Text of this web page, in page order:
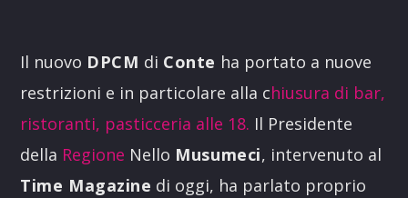
Il nuovo DPCM di Conte ha portato a nuove
restrizioni e in particolare alla chiusura di bar,
ristoranti, pasticceria alle 18. Il Presidente
della Regione Nello Musumeci, intervenuto al
Time Magazine di oggi, ha parlato proprio